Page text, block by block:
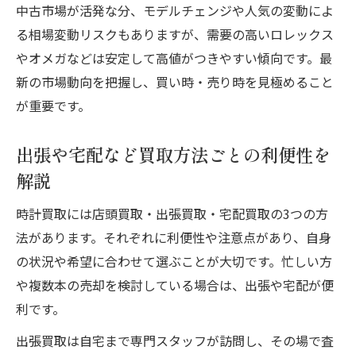
中古市場が活発な分、モデルチェンジや人気の変動によ
る相場変動リスクもありますが、需要の高いロレックス
やオメガなどは安定して高値がつきやすい傾向です。最
新の市場動向を把握し、買い時・売り時を見極めること
が重要です。
出張や宅配など買取方法ごとの利便性を
解説
時計買取には店頭買取・出張買取・宅配買取の3つの方
法があります。それぞれに利便性や注意点があり、自身
の状況や希望に合わせて選ぶことが大切です。忙しい方
や複数本の売却を検討している場合は、出張や宅配が便
利です。
出張買取は自宅まで専門スタッフが訪問し、その場で査